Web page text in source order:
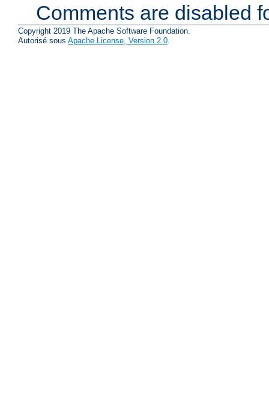
Comments are disabled
Copyright 2019 The Apache Software Foundation.
Autorisé sous Apache License, Version 2.0.